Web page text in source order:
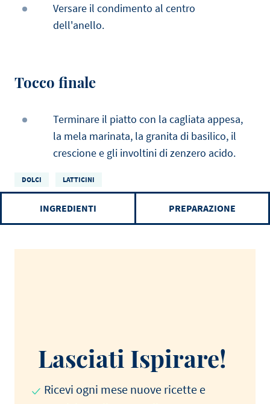
Versare il condimento al centro
dell'anello.
Tocco finale
Terminare il piatto con la cagliata appesa,
la mela marinata, la granita di basilico, il
crescione e gli involtini di zenzero acido.
DOLCI LATTICINI
INGREDIENTI PREPARAZIONE
Lasciati Ispirare!
Ricevi ogni mese nuove ricette e